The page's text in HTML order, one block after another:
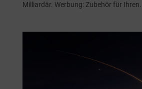
Milliardär. Werbung: Zubehör für Ihren...